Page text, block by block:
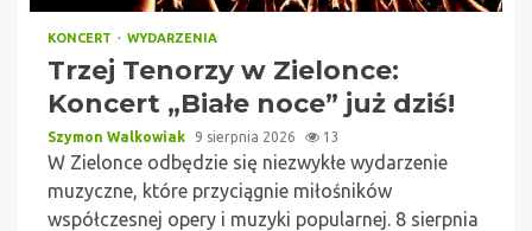
KONCERT WYDARZENIA
Trzej Tenorzy w Zielonce:
Koncert „Białe noce” już dziś!
Szymon Walkowiak 9 sierpnia 2026 13
W Zielonce odbędzie się niezwykłe wydarzenie
muzyczne, które przyciągnie miłośników
współczesnej opery i muzyki popularnej. 8 sierpnia